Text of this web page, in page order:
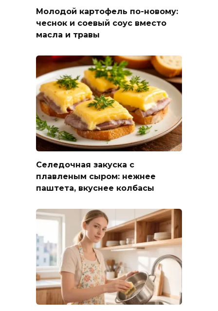
Молодой картофель по-новому:
чеснок и соевый соус вместо
масла и травы
Селедочная закуска с
плавленым сыром: нежнее
паштета, вкуснее колбасы